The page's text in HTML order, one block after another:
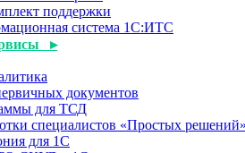
поддержки
система 1С:ИТС
▸
документов
для ТСД
специалистов «Простых решений»
для 1С